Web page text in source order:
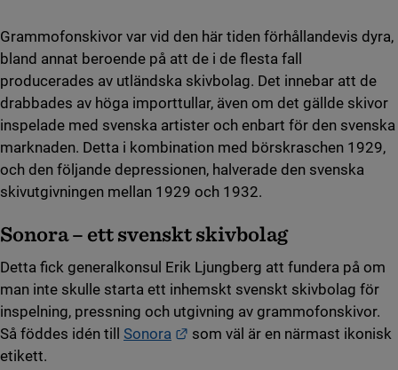
Grammofonskivor var vid den här tiden förhållandevis dyra,
bland annat beroende på att de i de flesta fall
producerades av utländska skivbolag. Det innebar att de
drabbades av höga importtullar, även om det gällde skivor
inspelade med svenska artister och enbart för den svenska
marknaden. Detta i kombination med börskraschen 1929,
och den följande depressionen, halverade den svenska
skivutgivningen mellan 1929 och 1932.
Sonora – ett svenskt skivbolag
Detta fick generalkonsul Erik Ljungberg att fundera på om
man inte skulle starta ett inhemskt svenskt skivbolag för
inspelning, pressning och utgivning av grammofonskivor.
Så föddes idén till Sonora Länk till annan webbplats.
som väl är en närmast ikonisk
etikett.